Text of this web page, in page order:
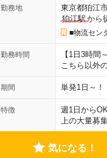
勤務地
東京都狛江
狛江駅から
■物流セン
勤務時間
【1日3時
こちら以外
期間 単発1日～
特徴 週1日からOK
上の大量募
気になる！